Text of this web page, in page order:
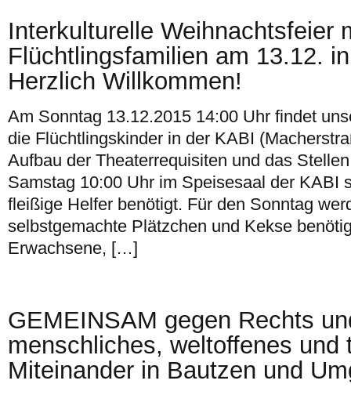
Interkulturelle Weihnachtsfeier
Flüchtlingsfamilien am 13.12.
Herzlich Willkommen!
Am Sonntag 13.12.2015 14:00 Uhr findet
die Flüchtlingskinder in der KABI
Aufbau der Theaterrequisiten und das
Samstag 10:00 Uhr im Speisesaal der KABI
fleißige Helfer benötigt. Für den Sonntag
selbstgemachte Plätzchen und Kekse
Erwachsene, […]
GEMEINSAM gegen Rechts
menschliches, weltoffenes und
Miteinander in Bautzen und